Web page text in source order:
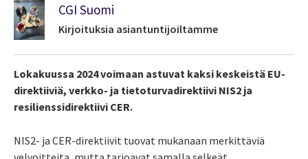
CGI Suomi
Kirjoituksia asiantuntijoiltamme
Lokakuussa 2024 voimaan astuvat kaksi keskeistä EU-
direktiiviä, verkko- ja tietoturvadirektiivi NIS2 ja
resilienssidirektiivi CER.
NIS2- ja CER-direktiivit tuovat mukanaan merkittäviä